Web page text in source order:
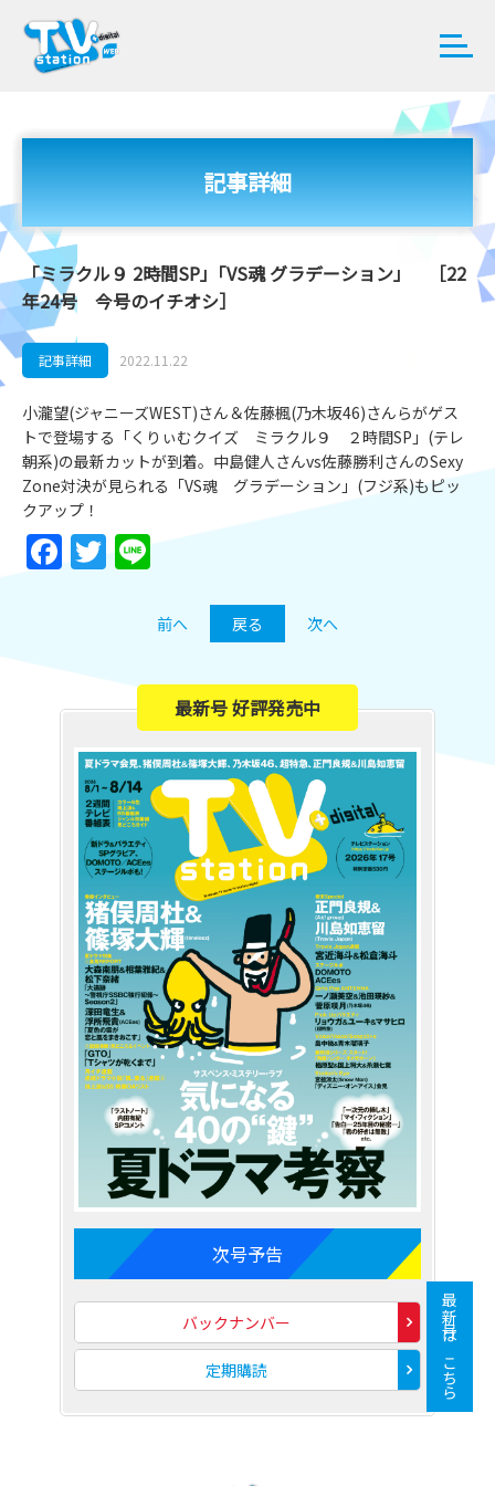
記事詳細
「ミラクル９ 2時間SP」｢VS魂 グラデーション」 ［22
年24号 今号のイチオシ］
記事詳細 2022.11.22
小瀧望(ジャニーズWEST)さん＆佐藤楓(乃木坂46)さんらがゲス
トで登場する「くりぃむクイズ ミラクル９ ２時間SP」(テレ
朝系)の最新カットが到着。中島健人さんvs佐藤勝利さんのSexy
Zone対決が見られる「VS魂 グラデーション」(フジ系)もピッ
クアップ！
Facebook
Twitter
前へ 戻る 次へ
最新号 好評発売中
次号予告
バックナンバー
定期購読 最新号はこちら